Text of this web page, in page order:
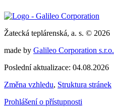
Žatecká teplárenská, a. s. © 2026
made by Galileo Corporation s.r.o.
Poslední aktualizace: 04.08.2026
Změna vzhledu, Struktura stránek
Prohlášení o přístupnosti